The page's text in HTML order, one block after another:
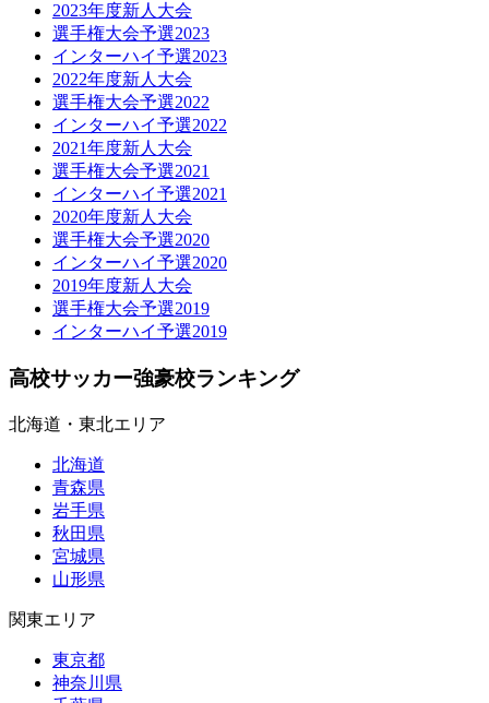
2023年度新人大会
選手権大会予選2023
インターハイ予選2023
2022年度新人大会
選手権大会予選2022
インターハイ予選2022
2021年度新人大会
選手権大会予選2021
インターハイ予選2021
2020年度新人大会
選手権大会予選2020
インターハイ予選2020
2019年度新人大会
選手権大会予選2019
インターハイ予選2019
高校サッカー強豪校ランキング
北海道・東北エリア
北海道
青森県
岩手県
秋田県
宮城県
山形県
関東エリア
東京都
神奈川県